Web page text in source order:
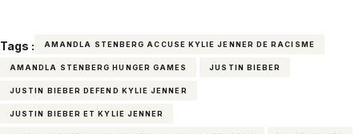
Tags : AMANDLA STENBERG ACCUSE KYLIE JENNER DE RACISME
AMANDLA STENBERG HUNGER GAMES JUSTIN BIEBER
JUSTIN BIEBER DEFEND KYLIE JENNER
JUSTIN BIEBER ET KYLIE JENNER